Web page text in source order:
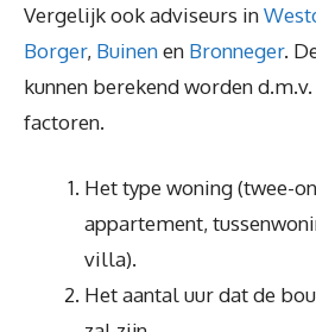
Vergelijk ook adviseurs in
Borger, Buinenen Bronneger.
kunnen berekend worden
factoren.
Het type woning (twee-
appartement,
villa).
Het aantal uur dat de